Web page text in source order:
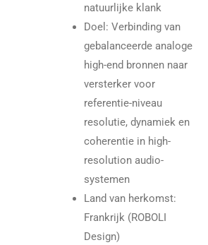
natuurlijke klank
Doel: Verbinding van
gebalanceerde analoge
high-end bronnen naar
versterker voor
referentie-niveau
resolutie, dynamiek en
coherentie in high-
resolution audio-
systemen
Land van herkomst:
Frankrijk (ROBOLI
Design)